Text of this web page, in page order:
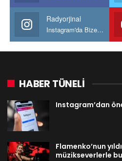
Radyorjinal
Instagram'da Bize katılın
HABER TÜNELİ
Instagram’dan
Flamenko’nun
müzikseverlerle